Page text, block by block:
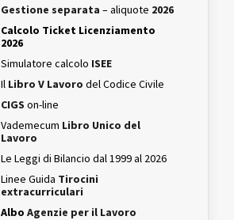
Gestione separata – aliquote 2026
Calcolo Ticket Licenziamento
2026
Simulatore calcolo ISEE
Il Libro V Lavoro del Codice Civile
CIGS on-line
Vademecum Libro Unico del
Lavoro
Le Leggi di Bilancio dal 1999 al 2026
Linee Guida Tirocini
extracurriculari
Albo Agenzie per il Lavoro